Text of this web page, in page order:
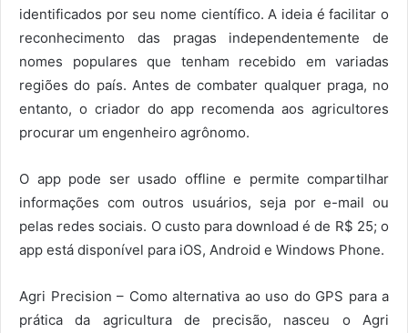
identificados por seu nome científico. A ideia é facilitar o
reconhecimento das pragas independentemente de
nomes populares que tenham recebido em variadas
regiões do país. Antes de combater qualquer praga, no
entanto, o criador do app recomenda aos agricultores
procurar um engenheiro agrônomo.
O app pode ser usado offline e permite compartilhar
informações com outros usuários, seja por e-mail ou
pelas redes sociais. O custo para download é de R$ 25; o
app está disponível para iOS, Android e Windows Phone.
Agri Precision – Como alternativa ao uso do GPS para a
prática da agricultura de precisão, nasceu o Agri